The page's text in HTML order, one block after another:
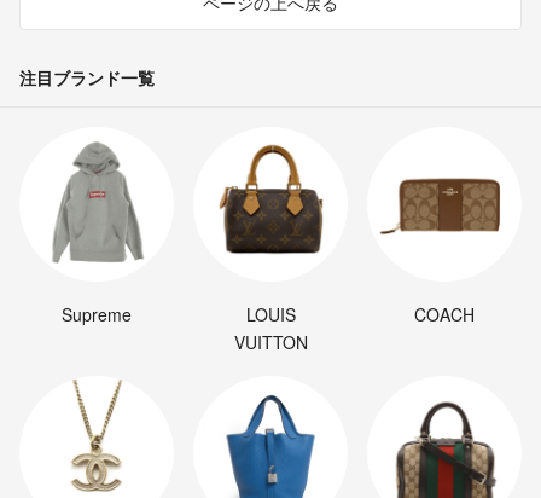
注目ブランド一覧
Supreme
LOUIS
VUITTON
COACH